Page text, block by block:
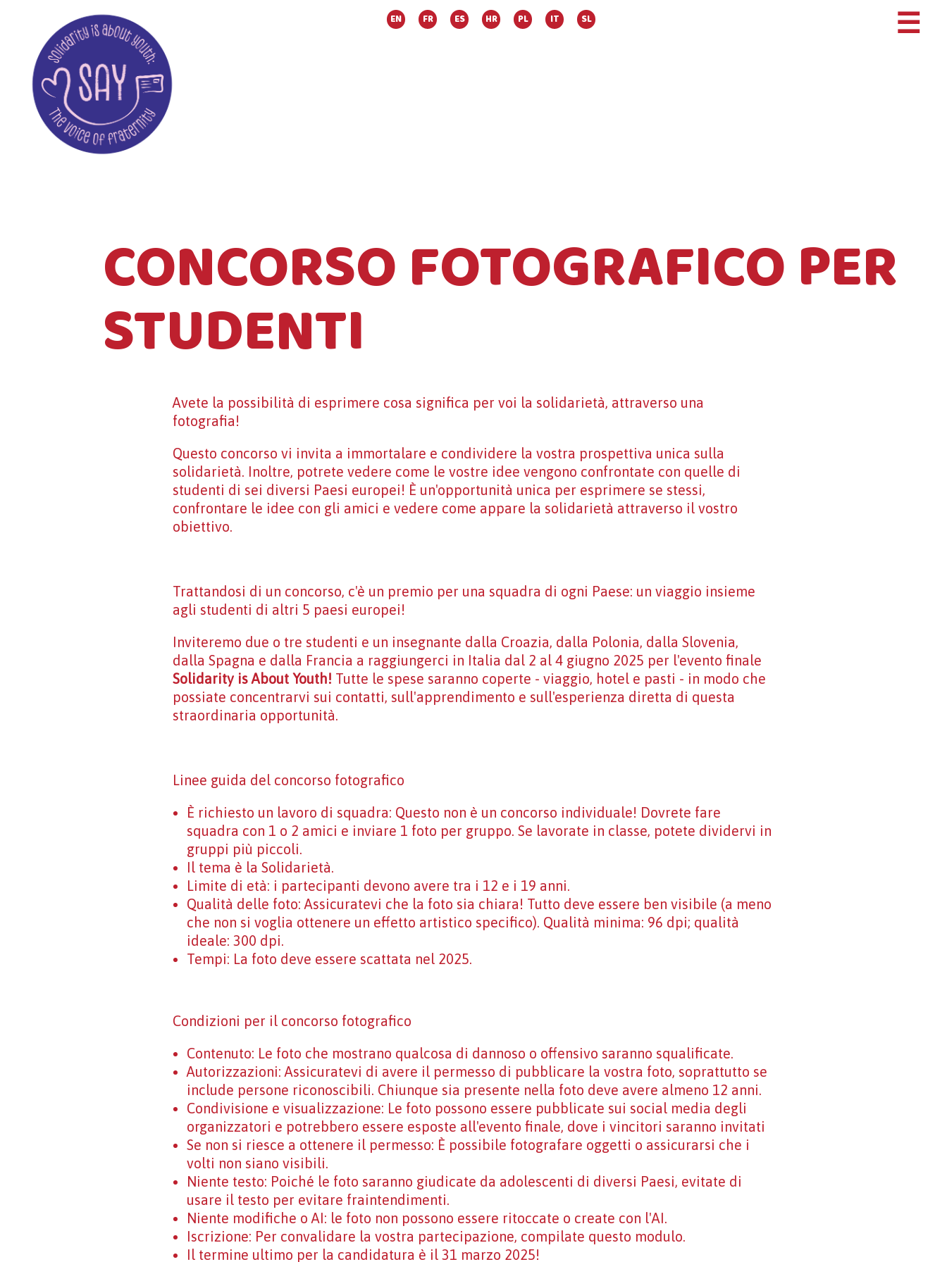
EN FR ES HR PL IT SL ☰
CONCORSO FOTOGRAFICO PER
STUDENTI
Avete la possibilità di esprimere cosa significa per voi la solidarietà, attraverso una
fotografia!
Questo concorso vi invita a immortalare e condividere la vostra prospettiva unica sulla
solidarietà. Inoltre, potrete vedere come le vostre idee vengono confrontate con quelle di
studenti di sei diversi Paesi europei! È un'opportunità unica per esprimere se stessi,
confrontare le idee con gli amici e vedere come appare la solidarietà attraverso il vostro
obiettivo.
Trattandosi di un concorso, c'è un premio per una squadra di ogni Paese: un viaggio insieme
agli studenti di altri 5 paesi europei!
Inviteremo due o tre studenti e un insegnante dalla Croazia, dalla Polonia, dalla Slovenia,
dalla Spagna e dalla Francia a raggiungerci in Italia dal 2 al 4 giugno 2025 per l'evento finale
Solidarity is About Youth! Tutte le spese saranno coperte - viaggio, hotel e pasti - in modo che
possiate concentrarvi sui contatti, sull'apprendimento e sull'esperienza diretta di questa
straordinaria opportunità.
Linee guida del concorso fotografico
È richiesto un lavoro di squadra: Questo non è un concorso individuale! Dovrete fare
squadra con 1 o 2 amici e inviare 1 foto per gruppo. Se lavorate in classe, potete dividervi in
gruppi più piccoli.
Il tema è la Solidarietà.
Limite di età: i partecipanti devono avere tra i 12 e i 19 anni.
Qualità delle foto: Assicuratevi che la foto sia chiara! Tutto deve essere ben visibile (a meno
che non si voglia ottenere un effetto artistico specifico). Qualità minima: 96 dpi; qualità
ideale: 300 dpi.
Tempi: La foto deve essere scattata nel 2025.
Condizioni per il concorso fotografico
Contenuto: Le foto che mostrano qualcosa di dannoso o offensivo saranno squalificate.
Autorizzazioni: Assicuratevi di avere il permesso di pubblicare la vostra foto, soprattutto se
include persone riconoscibili. Chiunque sia presente nella foto deve avere almeno 12 anni.
Condivisione e visualizzazione: Le foto possono essere pubblicate sui social media degli
organizzatori e potrebbero essere esposte all'evento finale, dove i vincitori saranno invitati
Se non si riesce a ottenere il permesso: È possibile fotografare oggetti o assicurarsi che i
volti non siano visibili.
Niente testo: Poiché le foto saranno giudicate da adolescenti di diversi Paesi, evitate di
usare il testo per evitare fraintendimenti.
Niente modifiche o AI: le foto non possono essere ritoccate o create con l'AI.
Iscrizione: Per convalidare la vostra partecipazione, compilate questo modulo.
Il termine ultimo per la candidatura è il 31 marzo 2025!